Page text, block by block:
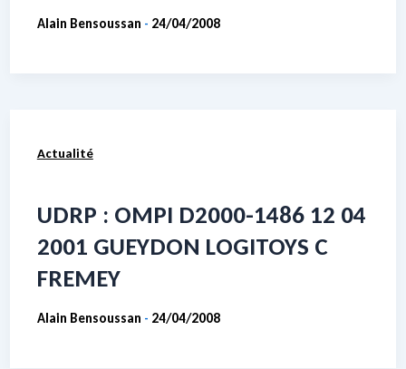
Alain Bensoussan - 24/04/2008
Actualité
UDRP : OMPI D2000-1486 12 04
2001 GUEYDON LOGITOYS C
FREMEY
Alain Bensoussan - 24/04/2008